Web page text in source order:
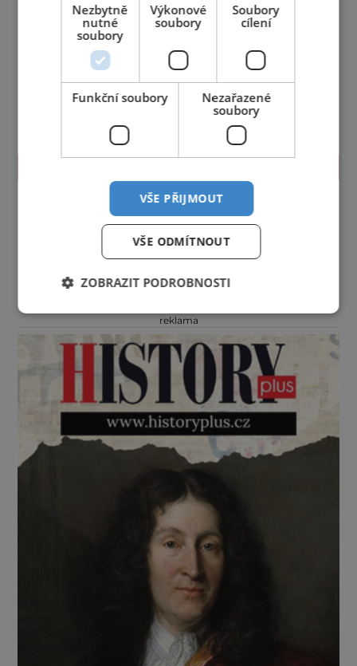
Jihomoravský kraj
Královéhradecký krajLiberecký kraj
Moravskoslezský krajOlomoucký kraj
Pardubický krajPlzeňský krajPraha
Středočeský krajÚstecký kraj
reklama
Nezbytně
nutné
soubory
Výkonové
soubory
Soubory
cílení
Funkční soubory
Nezařazené
soubory
VŠE PŘIJMOUT
VŠE ODMÍTNOUT
ZOBRAZIT PODROBNOSTI